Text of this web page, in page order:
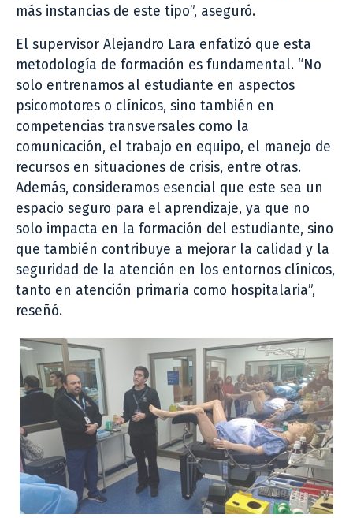
más instancias de este tipo”, aseguró.
El supervisor Alejandro Lara enfatizó que esta
metodología de formación es fundamental. “No
solo entrenamos al estudiante en aspectos
psicomotores o clínicos, sino también en
competencias transversales como la
comunicación, el trabajo en equipo, el manejo de
recursos en situaciones de crisis, entre otras.
Además, consideramos esencial que este sea un
espacio seguro para el aprendizaje, ya que no
solo impacta en la formación del estudiante, sino
que también contribuye a mejorar la calidad y la
seguridad de la atención en los entornos clínicos,
tanto en atención primaria como hospitalaria”,
reseñó.